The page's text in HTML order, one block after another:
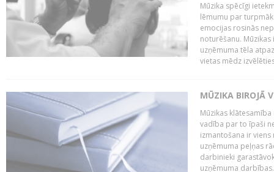
Mūzika spēcīgi
lēmumu par
emocijas rosinās
noturēšanu.
uzņēmuma tēla
vietas mēdz
MŪZIKA BIROJĀ
Mūzikas
vadība par to īpaši
izmantošana ir
uzņēmuma peļņas
darbinieki
uzņēmuma